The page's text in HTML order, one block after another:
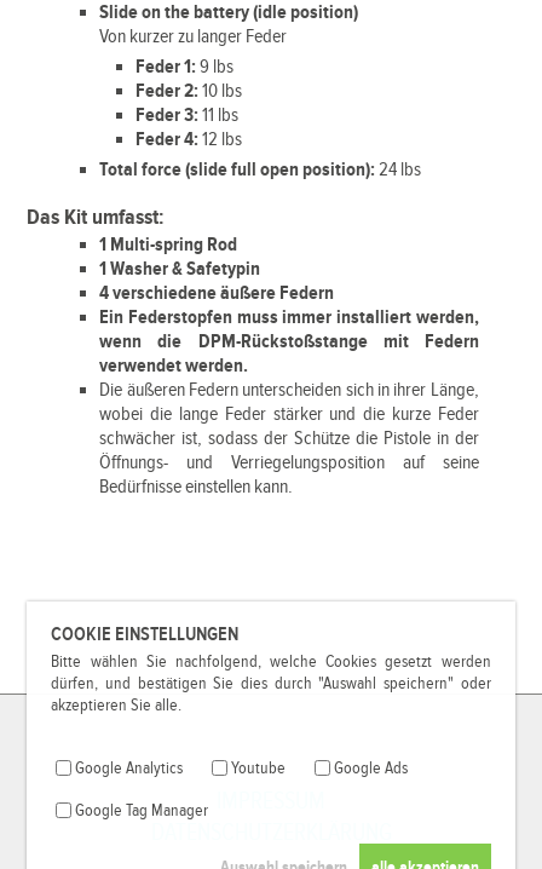
COOKIE EINSTELLUNGEN
Bitte wählen Sie nachfolgend, welche Cookies gesetzt werden
dürfen, und bestätigen Sie dies durch "Auswahl speichern" oder
akzeptieren Sie alle.
Google Analytics Youtube Google Ads
Google Tag Manager
Slide on the battery (idle position)
Von kurzer zu langer Feder
Feder 1:9 lbs
Feder 2:10 lbs
Feder 3:11 lbs
Feder 4:12 lbs
Total force (slide full open position):24 lbs
Das Kit umfasst:
1 Multi-spring Rod
1 Washer & Safetypin
4 verschiedene äußere Federn
Ein Federstopfen muss immer installiert werden,
wenn die DPM-Rückstoßstange mit Federn
verwendet werden.
Die äußeren Federn unterscheiden sich in ihrer Länge,
wobei die lange Feder stärker und die kurze Feder
schwächer ist, sodass der Schütze die Pistole in der
Öffnungs- und Verriegelungsposition auf seine
Bedürfnisse einstellen kann.